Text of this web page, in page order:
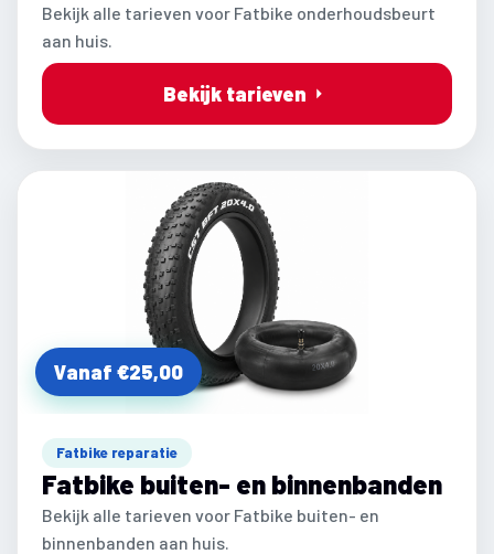
Bekijk alle tarieven voor Fatbike onderhoudsbeurt
aan huis.
Bekijk tarieven
Vanaf €25,00
Fatbike reparatie
Fatbike buiten- en binnenbanden
Bekijk alle tarieven voor Fatbike buiten- en
binnenbanden aan huis.